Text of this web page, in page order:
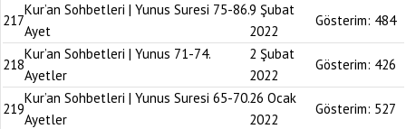
217
Kur’an Sohbetleri | Yunus Suresi 75-86.
Ayet
9 Şubat
2022
Gösterim: 484
218
Kur’an Sohbetleri | Yunus 71-74.
Ayetler
2 Şubat
2022
Gösterim: 426
219
Kur’an Sohbetleri | Yunus Suresi 65-70.
Ayetler
26 Ocak
2022
Gösterim: 527